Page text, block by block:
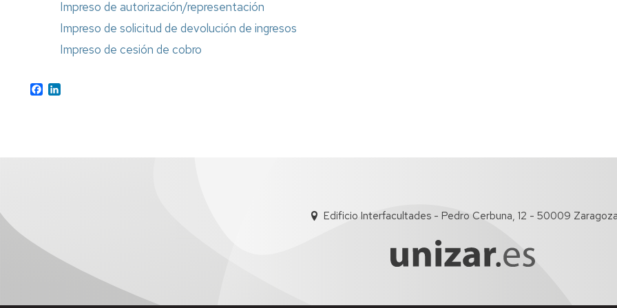
Impreso de autorización/representación
Impreso de solicitud de devolución de ingresos
Impreso de cesión de cobro
Facebook
Edificio Interfacultades - Pedro Cerbuna, 12 - 50009